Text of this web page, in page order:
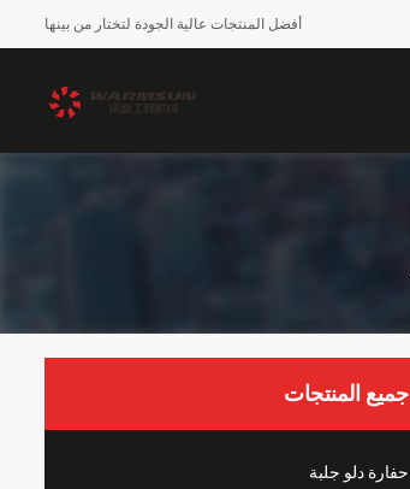
أفضل المنتجات عالية الجودة لتختار من بينها
جميع المنتجات
حفارة دلو جلبة